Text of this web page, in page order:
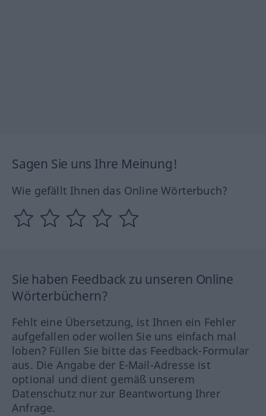
Sagen Sie uns Ihre Meinung!
Wie gefällt Ihnen das Online Wörterbuch?
Sie haben Feedback zu unseren Online
Wörterbüchern?
Fehlt eine Übersetzung, ist Ihnen ein Fehler
aufgefallen oder wollen Sie uns einfach mal
loben? Füllen Sie bitte das Feedback-Formular
aus. Die Angabe der E-Mail-Adresse ist
optional und dient gemäß unserem
Datenschutz nur zur Beantwortung Ihrer
Anfrage.